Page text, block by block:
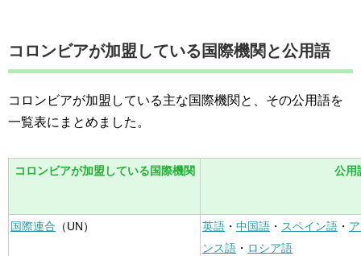
コロンビアが加盟している国際機関と公用語
コロンビアが加盟している主な国際機関と、その公用語を
一覧表にまとめました。
コロンビアが加盟している国際機関 公用
国際連合 （UN） 英語 ・ 中国語 ・ スペイン語 ・
ンス語 ・ ロシア語